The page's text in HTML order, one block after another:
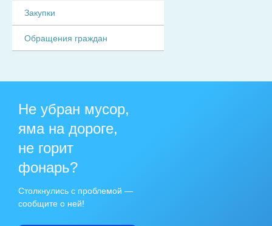
Закупки
Обращения граждан
Не убран мусор,
яма на дороге,
не горит
фонарь?
Столкнулись с проблемой —
сообщите о ней!